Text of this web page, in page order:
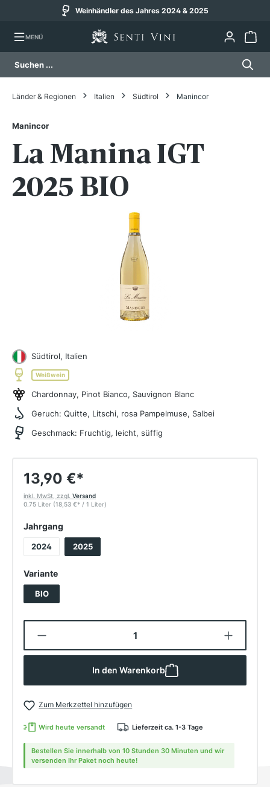
Weinhändler des Jahres 2024 & 2025
MENÜ
Bildergalerie überspringen
Länder & Regionen Italien Südtirol Manincor
Manincor
La Manina IGT
2025 BIO
Südtirol, Italien
Weißwein
Chardonnay, Pinot Bianco, Sauvignon Blanc
Geruch: Quitte, Litschi, rosa Pampelmuse, Salbei
Geschmack: Fruchtig, leicht, süffig
13,90 €*
inkl. MwSt, zzgl. Versand
0.75 Liter (18,53 €* / 1 Liter)
Jahrgang
2024 2025
Varianteauswählen
BIO
Produkt Anzahl: Gib den
In den Warenkorb
Zum Merkzettel hinzufügen
Wird heute versandt Lieferzeit ca. 1-3 Tage
Bestellen Sie innerhalb von 10 Stunden 30 Minuten und wir
versenden Ihr Paket noch heute!